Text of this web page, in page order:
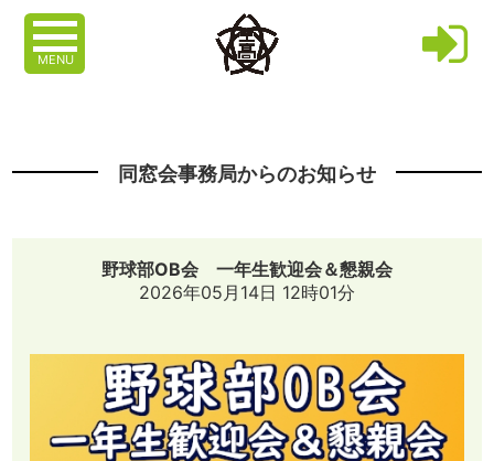
MENU
同窓会事務局からのお知らせ
野球部OB会 一年生歓迎会＆懇親会
2026年05月14日 12時01分